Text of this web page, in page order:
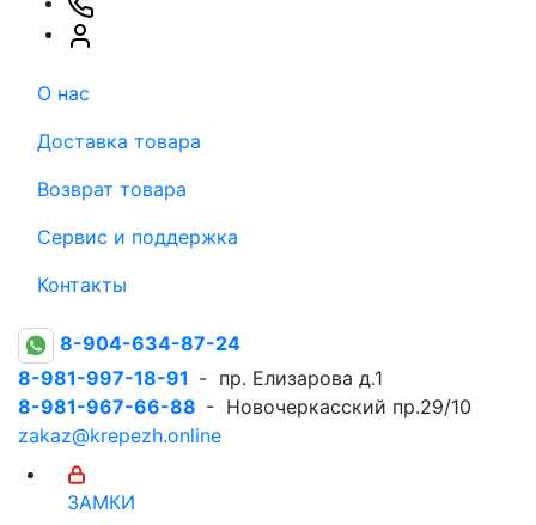
О нас
Доставка товара
Возврат товара
Сервис и поддержка
Контакты
8-904-634-87-24
8-981-997-18-91 - пр. Елизарова д.1
8-981-967-66-88 - Новочеркасский пр.29/10
zakaz@krepezh.online
ЗАМКИ